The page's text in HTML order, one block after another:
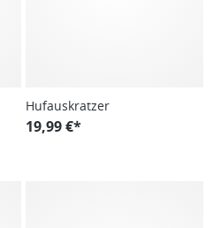
Hufauskratzer
19,99 €*